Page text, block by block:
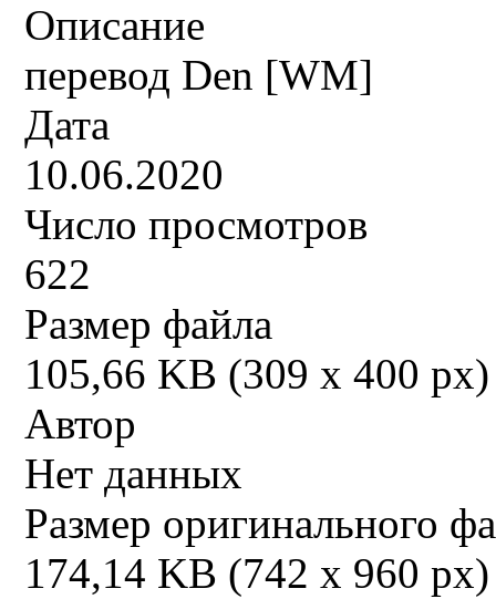
Описание
перевод Den [WM]
Дата
10.06.2020
Число просмотров
622
Размер файла
105,66 KB (309 x 400 px)
Автор
Нет данных
Размер оригинального
174,14 KB (742 x 960 px)